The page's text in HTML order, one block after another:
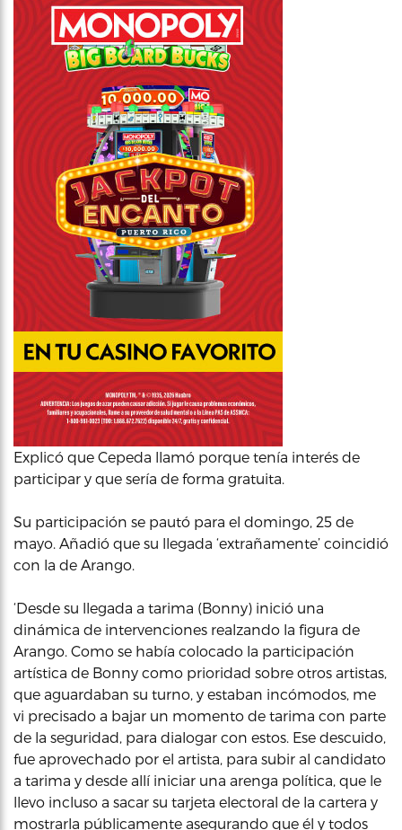
Explicó que Cepeda llamó porque tenía interés de
participar y que sería de forma gratuita.
Su participación se pautó para el domingo, 25 de
mayo. Añadió que su llegada ‘extrañamente’ coincidió
con la de Arango.
‘Desde su llegada a tarima (Bonny) inició una
dinámica de intervenciones realzando la figura de
Arango. Como se había colocado la participación
artística de Bonny como prioridad sobre otros artistas,
que aguardaban su turno, y estaban incómodos, me
vi precisado a bajar un momento de tarima con parte
de la seguridad, para dialogar con estos. Ese descuido,
fue aprovechado por el artista, para subir al candidato
a tarima y desde allí iniciar una arenga política, que le
llevo incluso a sacar su tarjeta electoral de la cartera y
mostrarla públicamente asegurando que él y todos